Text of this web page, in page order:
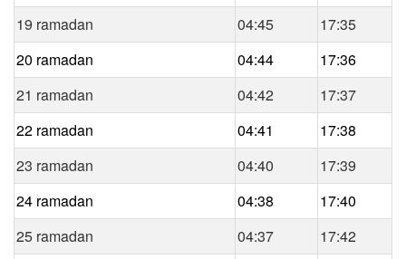
19 ramadan
04:45
17:35
20 ramadan
04:44
17:36
21 ramadan
04:42
17:37
22 ramadan
04:41
17:38
23 ramadan
04:40
17:39
24 ramadan
04:38
17:40
25 ramadan
04:37
17:42